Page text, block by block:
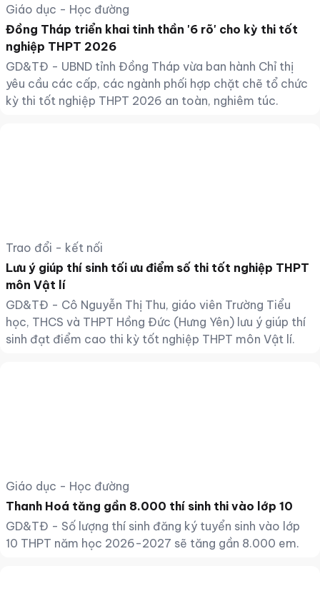
Giáo dục - Học đường
Đồng Tháp triển khai tinh thần '6 rõ' cho kỳ thi tốt
nghiệp THPT 2026
GD&TĐ - UBND tỉnh Đồng Tháp vừa ban hành Chỉ thị
yêu cầu các cấp, các ngành phối hợp chặt chẽ tổ chức
kỳ thi tốt nghiệp THPT 2026 an toàn, nghiêm túc.
Trao đổi - kết nối
Lưu ý giúp thí sinh tối ưu điểm số thi tốt nghiệp THPT
môn Vật lí
GD&TĐ - Cô Nguyễn Thị Thu, giáo viên Trường Tiểu
học, THCS và THPT Hồng Đức (Hưng Yên) lưu ý giúp thí
sinh đạt điểm cao thi kỳ tốt nghiệp THPT môn Vật lí.
Giáo dục - Học đường
Thanh Hoá tăng gần 8.000 thí sinh thi vào lớp 10
GD&TĐ - Số lượng thí sinh đăng ký tuyển sinh vào lớp
10 THPT năm học 2026-2027 sẽ tăng gần 8.000 em.